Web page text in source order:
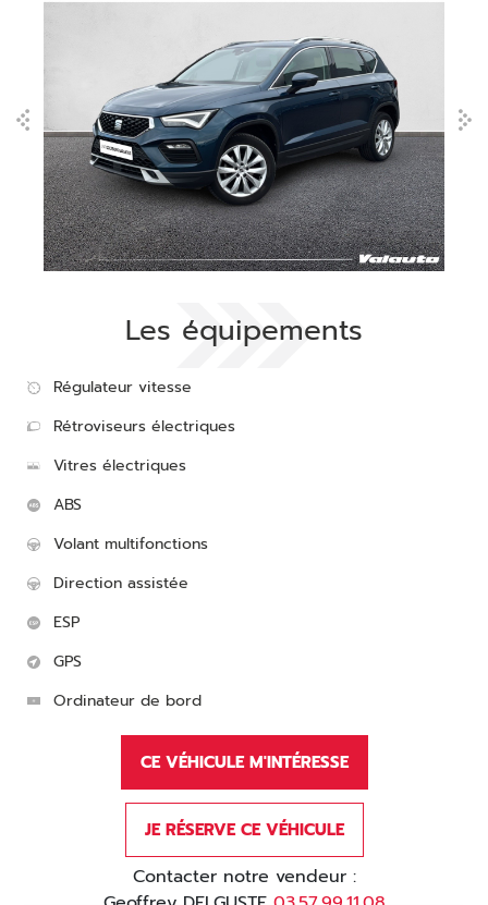
Les équipements
Régulateur vitesse
Rétroviseurs électriques
Vitres électriques
ABS
Volant multifonctions
Direction assistée
ESP
GPS
Ordinateur de bord
CE VÉHICULE M'INTÉRESSE
JE RÉSERVE CE VÉHICULE
Contacter notre vendeur :